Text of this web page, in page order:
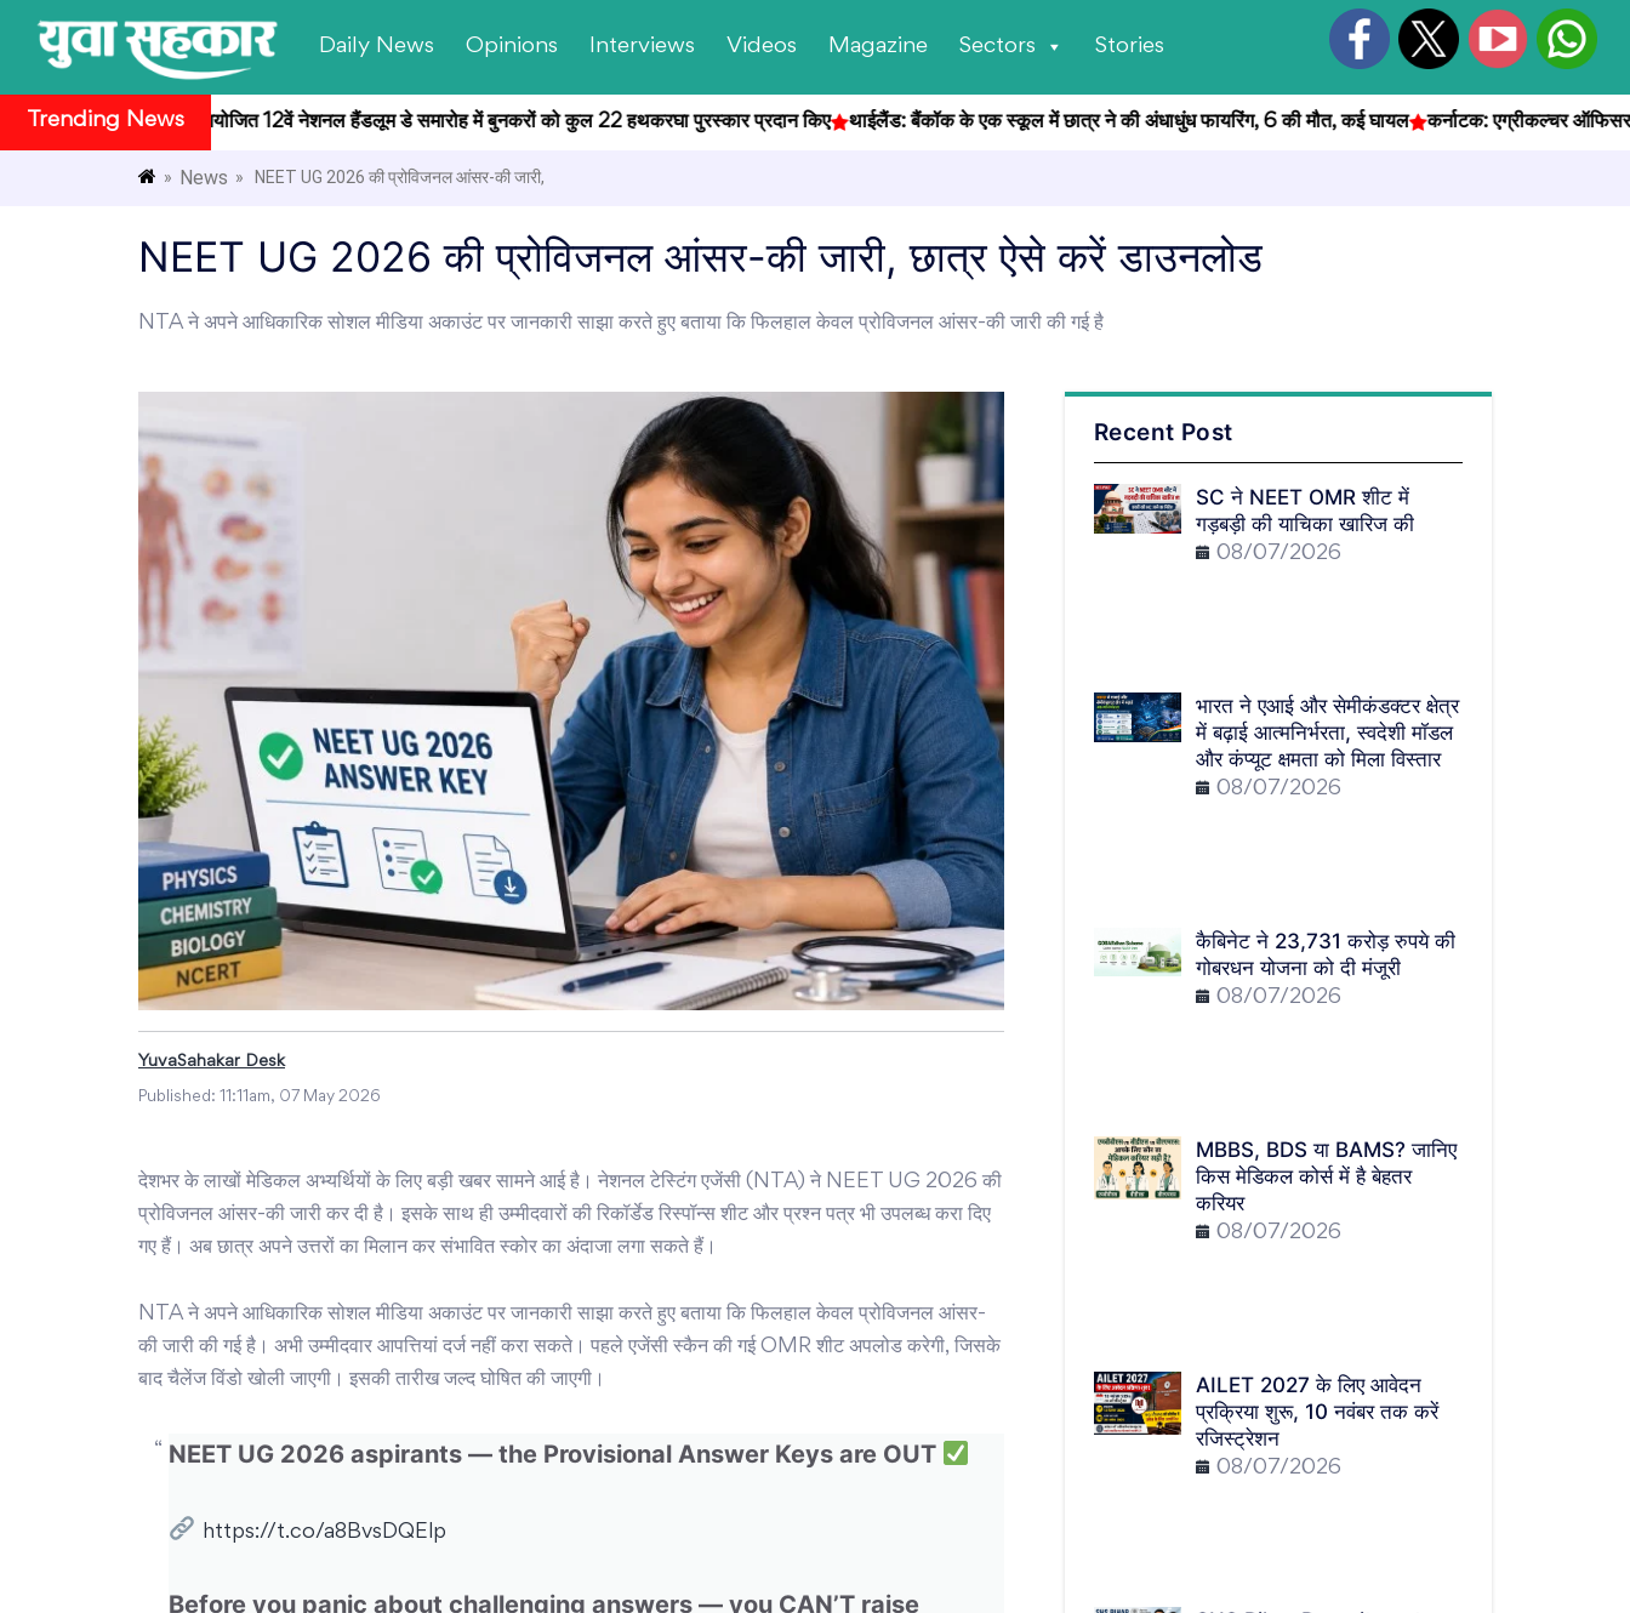
Daily News Opinions Interviews Videos Magazine Sectors Stories
Trending News
भवन सांस्कृतिक केंद्र में आयोजित 12वें नेशनल हैंडलूम डे समारोह में बुनकरों को कुल 22 हथकरघा पुरस्कार प्रदान किए थाईलैंड: बैंकॉक के एक स्कूल में छात्र ने की अंधाधुंध फायरिंग, 6 की मौत, कई घायल कर्नाटक: एग्रीकल्चर ऑफिसर भर्ती
» News » NEET UG 2026 की प्रोविजनल आंसर-की जारी,
NEET UG 2026 की प्रोविजनल आंसर-की जारी, छात्र ऐसे करें डाउनलोड
NTA ने अपने आधिकारिक सोशल मीडिया अकाउंट पर जानकारी साझा करते हुए बताया कि फिलहाल केवल प्रोविजनल आंसर-की जारी की गई है
YuvaSahakar Desk
Published: 11:11am, 07 May 2026
देशभर के लाखों मेडिकल अभ्यर्थियों के लिए बड़ी खबर सामने आई है। नेशनल टेस्टिंग एजेंसी (NTA) ने NEET UG 2026 की
प्रोविजनल आंसर-की जारी कर दी है। इसके साथ ही उम्मीदवारों की रिकॉर्डेड रिस्पॉन्स शीट और प्रश्न पत्र भी उपलब्ध करा दिए
गए हैं। अब छात्र अपने उत्तरों का मिलान कर संभावित स्कोर का अंदाजा लगा सकते हैं।
NTA ने अपने आधिकारिक सोशल मीडिया अकाउंट पर जानकारी साझा करते हुए बताया कि फिलहाल केवल प्रोविजनल आंसर-
की जारी की गई है। अभी उम्मीदवार आपत्तियां दर्ज नहीं करा सकते। पहले एजेंसी स्कैन की गई OMR शीट अपलोड करेगी, जिसके
बाद चैलेंज विंडो खोली जाएगी। इसकी तारीख जल्द घोषित की जाएगी।
NEET UG 2026 aspirants — the Provisional Answer Keys are OUT
https://t.co/a8BvsDQElp
Before you panic about challenging answers — you CAN’T raise
Recent Post
SC ने NEET OMR शीट में
गड़बड़ी की याचिका खारिज की
08/07/2026
भारत ने एआई और सेमीकंडक्टर क्षेत्र
में बढ़ाई आत्मनिर्भरता, स्वदेशी मॉडल
और कंप्यूट क्षमता को मिला विस्तार
08/07/2026
कैबिनेट ने 23,731 करोड़ रुपये की
गोबरधन योजना को दी मंजूरी
08/07/2026
MBBS, BDS या BAMS? जानिए
किस मेडिकल कोर्स में है बेहतर
करियर
08/07/2026
AILET 2027 के लिए आवेदन
प्रक्रिया शुरू, 10 नवंबर तक करें
रजिस्ट्रेशन
08/07/2026